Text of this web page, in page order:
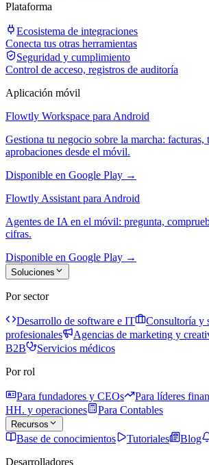
Plataforma
Ecosistema de integraciones
Conecta tus otras herramientas
Seguridad y cumplimiento
Control de acceso, registros de auditoría
Aplicación móvil
Flowtly Workspace para Android
Gestiona tu negocio sobre la marcha: facturas,
aprobaciones desde el móvil.
Disponible en Google Play →
Flowtly Assistant para Android
Agentes de IA en el móvil: pregunta,
cifras.
Disponible en Google Play →
Soluciones
Por sector
Desarrollo de software e IT
Consultoría y
profesionales
Agencias de marketing y
B2B
Servicios médicos
Por rol
Para fundadores y CEOs Para líderes
HH. y operaciones
Para Contables
Recursos
Base de conocimientos Tutoriales Blog
Desarrolladores